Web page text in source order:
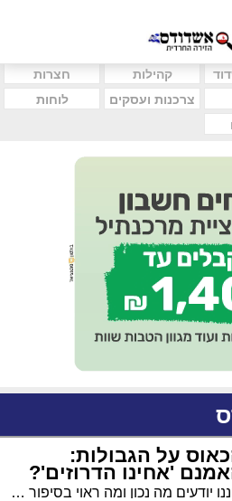
קהילות
חצרות
צרכנות ועסקים
לוחות
על הגבולות:
'אחינו הדרוזים'?
איננו יודעים מה נכון ומה ראוי בסיפור הסורי. אבל ספקות יש ואף רבים. בחרנו להציג כאן דעה הפוכה לחלוטין על המשבר בסוריה ועל הדרוזים. טורו של עוז סימנובסקי, מילואימניק איש ימין. בעל טור בעיתון 'הדור' ודעתן עצמאי